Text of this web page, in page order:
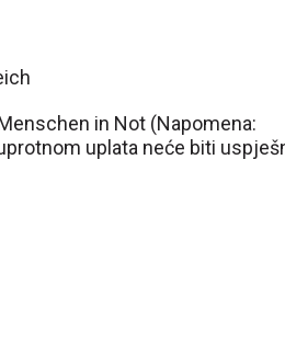
in Not (Napomena:
uplata neće biti